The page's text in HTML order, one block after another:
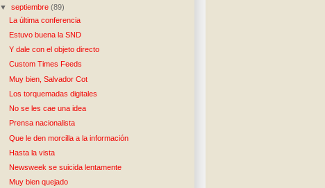
▼septiembre(89)
La última conferencia
Estuvo buena la SND
Y dale con el objeto directo
Custom Times Feeds
Muy bien, Salvador Cot
Los torquemadas digitales
No se les cae una idea
Prensa nacionalista
Que le den morcilla a la información
Hasta la vista
Newsweek se suicida lentamente
Muy bien quejado